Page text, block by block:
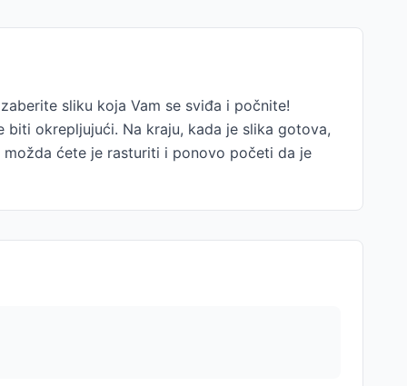
sliku koja Vam se sviđa i počnite!
okrepljujući. Na kraju, kada je slika gotova,
ćete je rasturiti i ponovo početi da je